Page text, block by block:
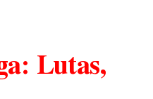
Lutas,